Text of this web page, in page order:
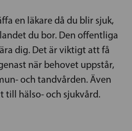
en läkare då du blir sjuk,
du bor. Den offentliga
dig. Det är viktigt att få
när behovet uppstår,
och tandvården. Även
till hälso- och sjukvård.